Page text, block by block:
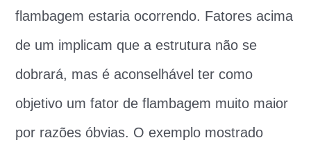
flambagem estaria ocorrendo. Fatores acima
de um implicam que a estrutura não se
dobrará, mas é aconselhável ter como
objetivo um fator de flambagem muito maior
por razões óbvias. O exemplo mostrado